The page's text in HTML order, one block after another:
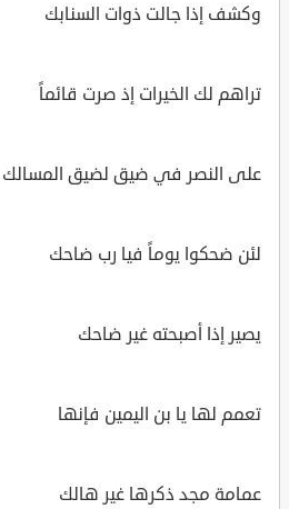
وكشف إذا جالت ذوات السنابك
تراهم لك الخيرات إذ صرت قائماً
على النصر في ضيق لضيق المسالك
لئن ضحكوا يوماً فيا رب ضاحك
يصير إذا أصبحته غير ضاحك
تعمم لها يا بن اليمين فإنها
عمامة مجد ذكرها غير هالك